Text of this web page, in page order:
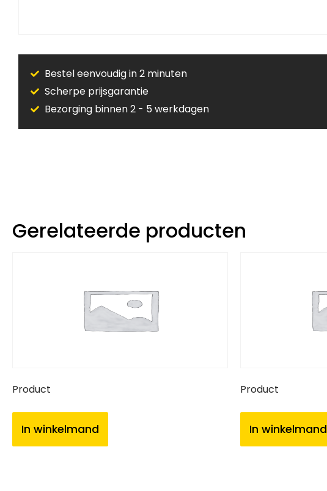
Bestel eenvoudig in 2 minuten
Scherpe prijsgarantie
Bezorging binnen 2 - 5 werkdagen
Gerelateerde producten
Product
In winkelmand
Product
In winkelmand